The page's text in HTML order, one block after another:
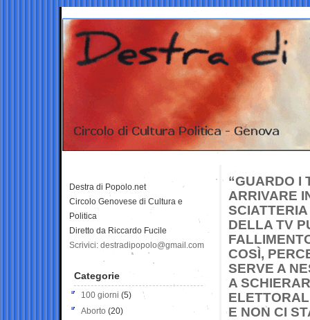
“GUARDO I
ARRIVARE
DELLA TV
COSÌ,
SERVE A
A
E NON CI
Destra di Popolo.net
Circolo Genovese di Cultura e
Politica
Diretto da Riccardo Fucile
Scrivici: destradipopolo@gmail.com
Categorie
100 giorni (5)
Aborto (20)